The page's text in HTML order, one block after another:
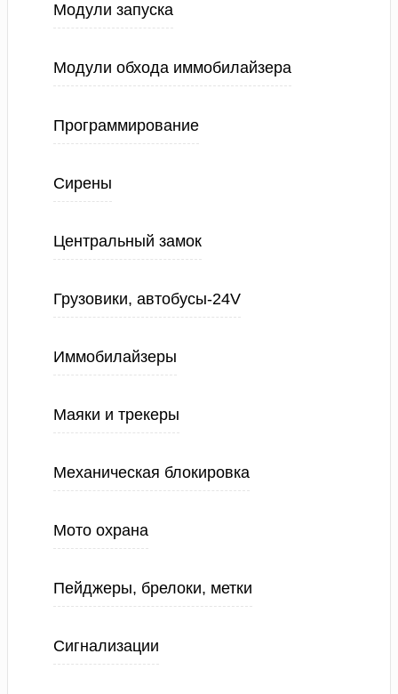
Модули запуска
Модули обхода иммобилайзера
Программирование
Сирены
Центральный замок
Грузовики, автобусы-24V
Иммобилайзеры
Маяки и трекеры
Механическая блокировка
Мото охрана
Пейджеры, брелоки, метки
Сигнализации